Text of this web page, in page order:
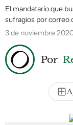
El mandatario que
sufragios por correo
3 de noviembre
Por